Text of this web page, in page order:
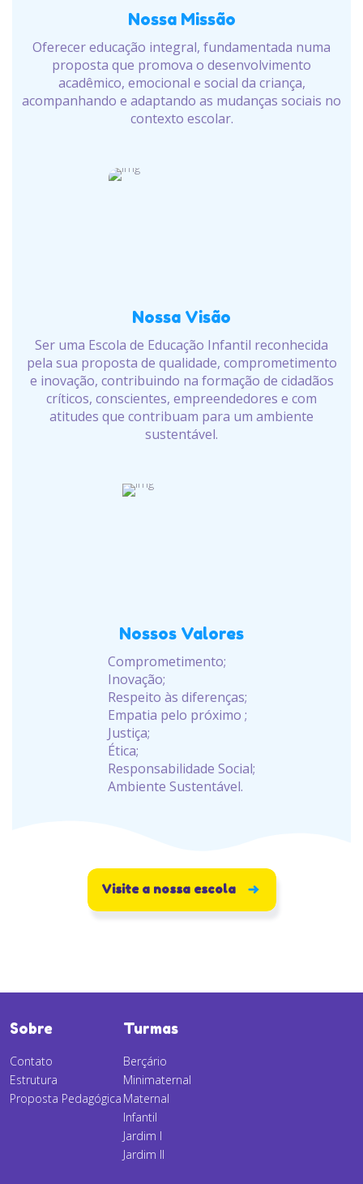
Nossa Missão
Oferecer educação integral, fundamentada numa
proposta que promova o desenvolvimento
acadêmico, emocional e social da criança,
acompanhando e adaptando as mudanças sociais no
contexto escolar.
Nossa Visão
Ser uma Escola de Educação Infantil reconhecida
pela sua proposta de qualidade, comprometimento
e inovação, contribuindo na formação de cidadãos
críticos, conscientes, empreendedores e com
atitudes que contribuam para um ambiente
sustentável.
Nossos Valores
Comprometimento;
Inovação;
Respeito às diferenças;
Empatia pelo próximo ;
Justiça;
Ética;
Responsabilidade Social;
Ambiente Sustentável.
Visite a nossa escola
Sobre
Contato
Estrutura
Proposta Pedagógica
Turmas
Berçário
Minimaternal
Maternal
Infantil
Jardim I
Jardim II